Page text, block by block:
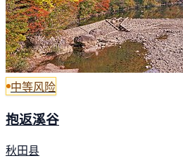
中等风险
抱返溪谷
秋田县